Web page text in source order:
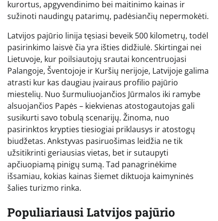
kurortus, apgyvendinimo bei maitinimo kainas ir
sužinoti naudingų patarimų, padėsiančių nepermokėti.
Latvijos pajūrio linija tęsiasi beveik 500 kilometrų, todėl
pasirinkimo laisvė čia yra išties didžiulė. Skirtingai nei
Lietuvoje, kur poilsiautojų srautai koncentruojasi
Palangoje, Šventojoje ir Kuršių nerijoje, Latvijoje galima
atrasti kur kas daugiau įvairaus profilio pajūrio
miestelių. Nuo šurmuliuojančios Jūrmalos iki ramybe
alsuojančios Papės – kiekvienas atostogautojas gali
susikurti savo tobulą scenarijų. Žinoma, nuo
pasirinktos krypties tiesiogiai priklausys ir atostogų
biudžetas. Ankstyvas pasiruošimas leidžia ne tik
užsitikrinti geriausias vietas, bet ir sutaupyti
apčiuopiamą pinigų sumą. Tad panagrinėkime
išsamiau, kokias kainas šiemet diktuoja kaimyninės
šalies turizmo rinka.
Populiariausi Latvijos pajūrio